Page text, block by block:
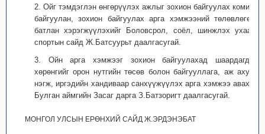
2. Ойг тэмдэглэн өнгөрүүлэх ажлыг зохион байгуулах комисс
байгуулан, зохион байгуулах арга хэмжээний төлөвлөгөөг
батлан хэрэгжүүлэхийг Боловсрол, соёл, шинжлэх ухаан,
спортын сайд Ж.Батсуурьт даалгасугай.
3. Ойн арга хэмжээг зохион байгуулахад шаардагдах
хөрөнгийг орон нутгийн төсөв болон байгууллага, аж ахуйн
нэгж, иргэдийн хандиваар санхүүжүүлэх арга хэмжээ авахыг
Булган аймгийн Засаг дарга З.Батзоригт даалгасугай.
МОНГОЛ УЛСЫН ЕРӨНХИЙ САЙД Ж.ЭРДЭНЭБАТ